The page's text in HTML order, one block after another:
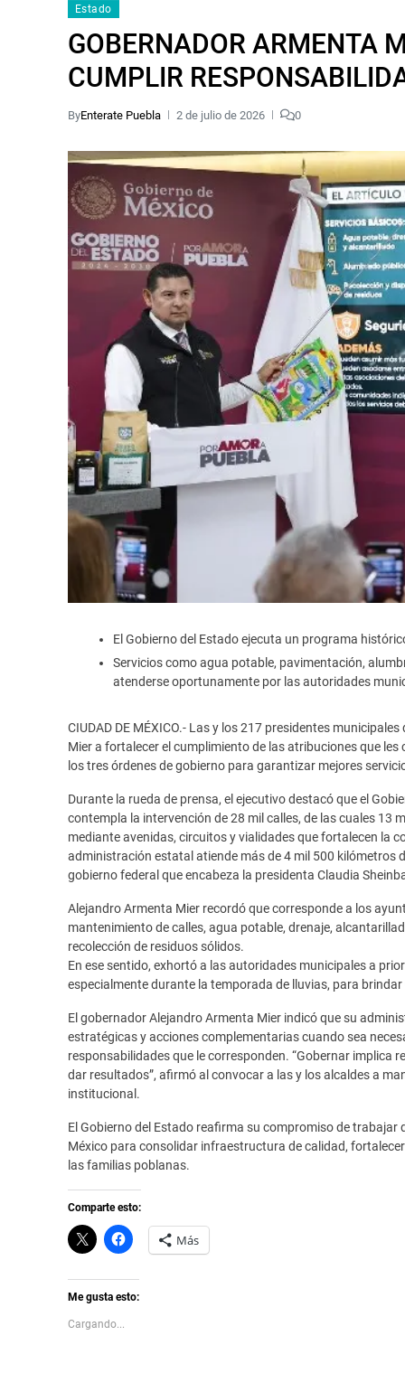
Estado
GOBERNADOR ARMENTA
CUMPLIR
ByEnterate Puebla 2 de julio de 2026 0
El Gobierno del Estado ejecuta un programa
Servicios como agua potable, pavimentación,
atenderse oportunamente por las autoridades
CIUDAD DE MÉXICO.- Las y los 217 presidentes
Mier a fortalecer el cumplimiento de las atribuciones que
los tres órdenes de gobierno para garantizar mejores
Durante la rueda de prensa, el ejecutivo destacó que el
contempla la intervención de 28 mil calles, de las cuales 13
mediante avenidas, circuitos y vialidades que fortalecen la
administración estatal atiende más de 4 mil 500 kilómetros
gobierno federal que encabeza la presidenta Claudia
Alejandro Armenta Mier recordó que corresponde a los
mantenimiento de calles, agua potable, drenaje,
recolección de residuos sólidos.
En ese sentido, exhortó a las autoridades municipales a
especialmente durante la temporada de lluvias, para
El gobernador Alejandro Armenta Mier indicó que su
estratégicas y acciones complementarias cuando sea
responsabilidades que le corresponden. “Gobernar implica
dar resultados”, afirmó al convocar a las y los alcaldes a
institucional.
El Gobierno del Estado reafirma su compromiso de
México para consolidar infraestructura de calidad,
las familias poblanas.
Comparte esto:
C
l
k
t
o
s
h
H
a
l
i
Más
Me gusta esto:
Cargando...